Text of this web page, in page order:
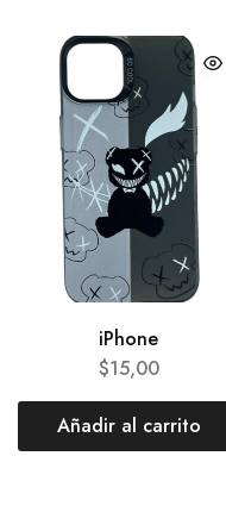
iPhone
$15,00
Añadir al carrito